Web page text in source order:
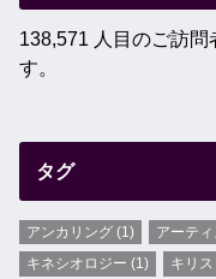
138,571 人目のご訪問
す。
タグ
アンカリング (1) アーティ
キネシオロジー (1) キリス